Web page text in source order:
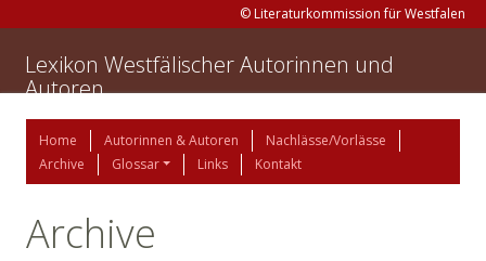
© Literaturkommission für Westfalen
Lexikon Westfälischer Autorinnen und
Autoren
Home Autorinnen & Autoren
Nachlässe/Vorlässe
Archive
Glossar Links Kontakt
Archive